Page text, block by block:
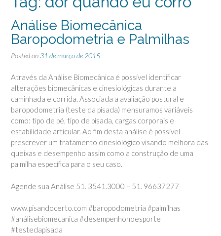
Análise Biomecânica
Baropodometria e Palmilhas
Posted on 31 de março de 2015
Através da Análise Biomecânica é possível identificar
alterações biomecânicas e cinesiológicas durante a
caminhada e corrida. Associada a avaliação postural e
baropodometria (teste da pisada) mensuramos variáveis
como: tipo de pé, tipo de pisada, cargas corporais e
estabilidade articular. Ao fim desta análise é possível
prescrever um tratamento cinesiológico visando melhora das
queixas e desempenho assim como a construção de uma
palmilha específica para o seu caso.
Agende sua Análise 51. 3541.3000 – 51. 96637277
www.pisandocerto.com ‪#‎baropodometria‬ ‪#‎palmilhas‬
‪#‎análisebiomecanica‬ ‪#‎desempenhonoesporte‬
‪#‎testedapisada